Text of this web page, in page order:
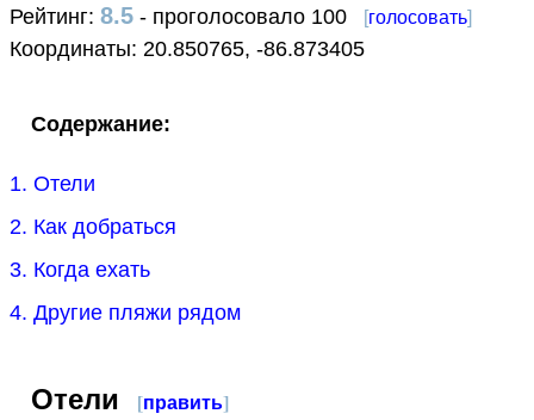
Рейтинг: 8.5 - проголосовало 100 [голосовать]
Координаты: 20.850765, -86.873405
Содержание:
1. Отели
2. Как добраться
3. Когда ехать
4. Другие пляжи рядом
Отели [править]